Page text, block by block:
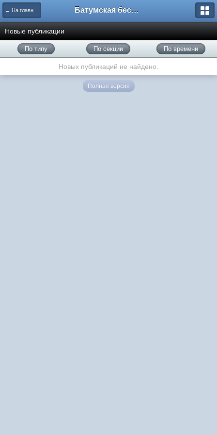
← На главную Батумская беседка
Новые публикации
По типу По секции По времени
Новых публикаций не найдено.
Полная версия